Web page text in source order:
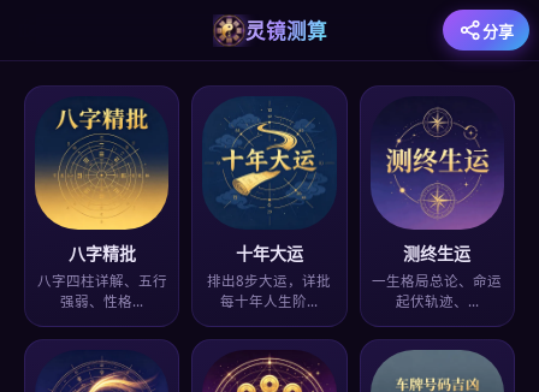
灵镜测算 分享
八字精批
八字四柱详解、五行
强弱、性格…
十年大运
排出8步大运，详批
每十年人生阶…
测终生运
一生格局总论、命运
起伏轨迹、…